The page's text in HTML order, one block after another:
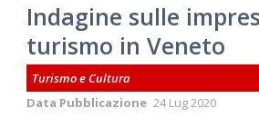
Indagine sulle
turismo in Veneto
Turismo e Cultura
Data Pubblicazione 24 Lug 2020